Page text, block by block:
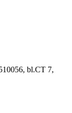
bl.CT 7,